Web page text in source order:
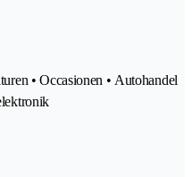
• Occasionen • Autohandel